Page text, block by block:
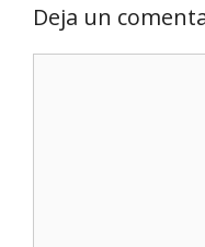
Deja un